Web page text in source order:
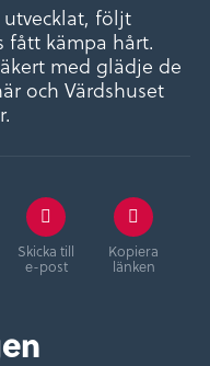
följt
fått kämpa hårt.
med glädje de
och Värdshuset
Skicka till
e-post
Kopiera
länken